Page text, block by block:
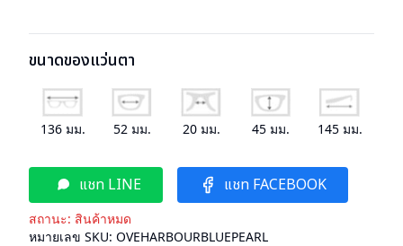
ขนาดของแว่นตา
136 มม. 52 มม. 20มม. 45มม. 145มม.
แชท LINE แชท FACEBOOK
สถานะ: สินค้าหมด
หมายเลข SKU: OVEHARBOURBLUEPEARL